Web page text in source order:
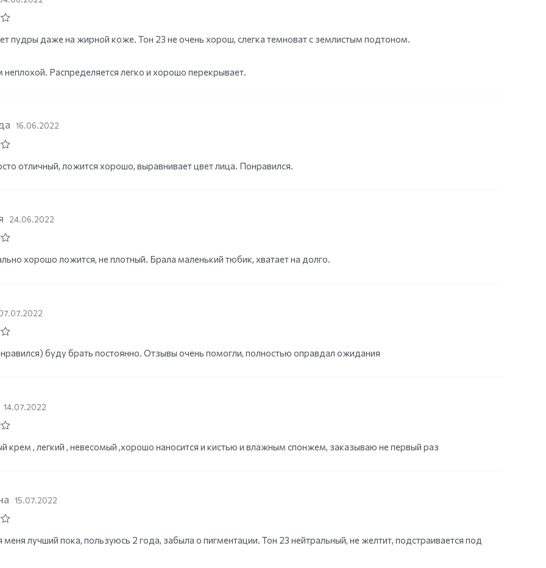
пудры даже на жирной коже. Тон 23 не очень хорош, слегка темноват с землистым подтоном.
Распределяется легко и хорошо перекрывает.
16.06.2022
отличный, ложится хорошо, выравнивает цвет лица. Понравился.
24.06.2022
хорошо ложится, не плотный. Брала маленький тюбик, хватает на долго.
буду брать постоянно. Отзывы очень помогли, полностью оправдал ожидания
14.07.2022
крем , легкий , невесомый ,хорошо наносится и кистью и влажным спонжем, заказываю не первый раз
15.07.2022
лучший пока, пользуюсь 2 года, забыла о пигментации. Тон 23 нейтральный, не желтит, подстраивается под